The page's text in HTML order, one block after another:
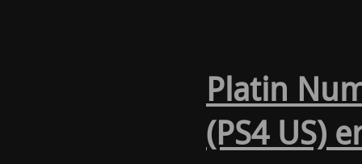
Platin
(PS4 US)